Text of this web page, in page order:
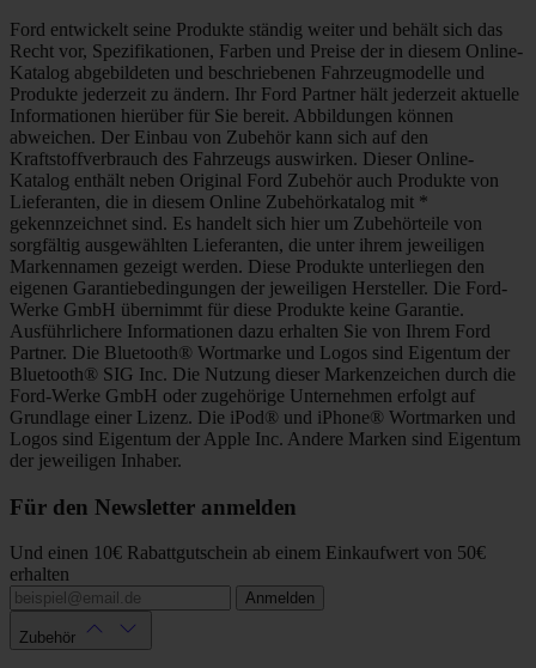
Ford entwickelt seine Produkte ständig weiter und behält sich das
Recht vor, Spezifikationen, Farben und Preise der in diesem Online-
Katalog abgebildeten und beschriebenen Fahrzeugmodelle und
Produkte jederzeit zu ändern. Ihr Ford Partner hält jederzeit aktuelle
Informationen hierüber für Sie bereit. Abbildungen können
abweichen. Der Einbau von Zubehör kann sich auf den
Kraftstoffverbrauch des Fahrzeugs auswirken. Dieser Online-
Katalog enthält neben Original Ford Zubehör auch Produkte von
Lieferanten, die in diesem Online Zubehörkatalog mit *
gekennzeichnet sind. Es handelt sich hier um Zubehörteile von
sorgfältig ausgewählten Lieferanten, die unter ihrem jeweiligen
Markennamen gezeigt werden. Diese Produkte unterliegen den
eigenen Garantiebedingungen der jeweiligen Hersteller. Die Ford-
Werke GmbH übernimmt für diese Produkte keine Garantie.
Ausführlichere Informationen dazu erhalten Sie von Ihrem Ford
Partner. Die Bluetooth® Wortmarke und Logos sind Eigentum der
Bluetooth® SIG Inc. Die Nutzung dieser Markenzeichen durch die
Ford-Werke GmbH oder zugehörige Unternehmen erfolgt auf
Grundlage einer Lizenz. Die iPod® und iPhone® Wortmarken und
Logos sind Eigentum der Apple Inc. Andere Marken sind Eigentum
der jeweiligen Inhaber.
Für den Newsletter anmelden
Und einen 10€ Rabattgutschein ab einem Einkaufwert von 50€
erhalten
Anmelden
Zubehör